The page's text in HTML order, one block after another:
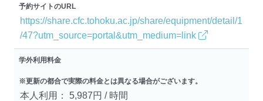
予約サイトのURL
https://share.cfc.tohoku.ac.jp/share/equipment/detail/1
/47?utm_source=portal&utm_medium=link
学外利用料金
※更新の都合で実際の料金とは異なる場合がございます。
本人利用： 5,987円 / 時間